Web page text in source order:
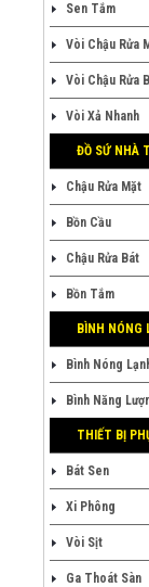
Sen Tắm
Vòi Chậu Rửa
Vòi Chậu Rửa
Vòi Xả Nhanh
ĐỒ SỨ NHÀ
Chậu Rửa Mặt
Bồn Cầu
Chậu Rửa Bát
Bồn Tắm
BÌNH NÓNG
Bình Nóng
Bình Năng
THIẾT BỊ
Bát Sen
Xi Phông
Vòi Sịt
Ga Thoát Sàn